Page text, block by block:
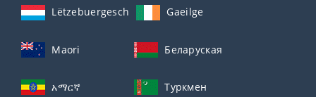
Lëtzebuergesch Gaeilge
Maori Беларуская
አማርኛ Туркмен